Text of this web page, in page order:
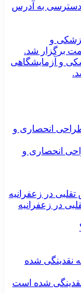
به آدرس
و آزمایشگاهی
کیف زنانه 1405 با طراحی انحصاری و
در زعفرانیه